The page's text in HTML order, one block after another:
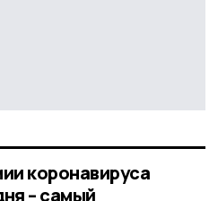
коронавируса
– самый